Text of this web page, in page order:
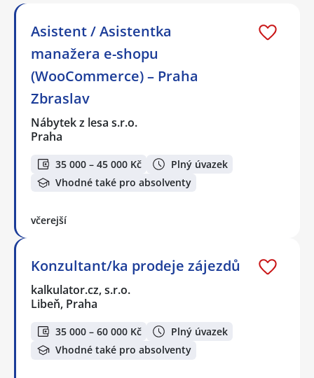
Asistent / Asistentka
manažera e-shopu
(WooCommerce) – Praha
Zbraslav
Nábytek z lesa s.r.o.
Praha
35 000 – 45 000 Kč
Plný úvazek
Vhodné také pro absolventy
včerejší
Konzultant/ka prodeje zájezdů
kalkulator.cz, s.r.o.
Libeň, Praha
35 000 – 60 000 Kč
Plný úvazek
Vhodné také pro absolventy